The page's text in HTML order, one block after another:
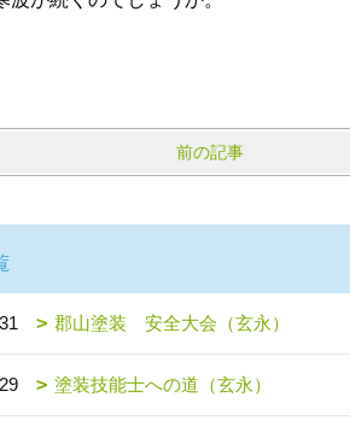
前の記事
郡山塗装 安全大会（玄永）
塗装技能士への道（玄永）